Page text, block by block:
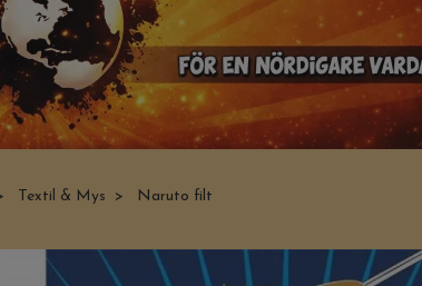
Textil & Mys Naruto filt